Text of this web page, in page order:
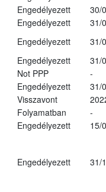
Engedélyezett
30/
Engedélyezett
31/
Engedélyezett
31/
Engedélyezett
31/
Not PPP
-
Engedélyezett
31/
Visszavont
Folyamatban
-
Engedélyezett
15/
Engedélyezett 31/